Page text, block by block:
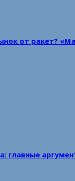
от ракет?
главные